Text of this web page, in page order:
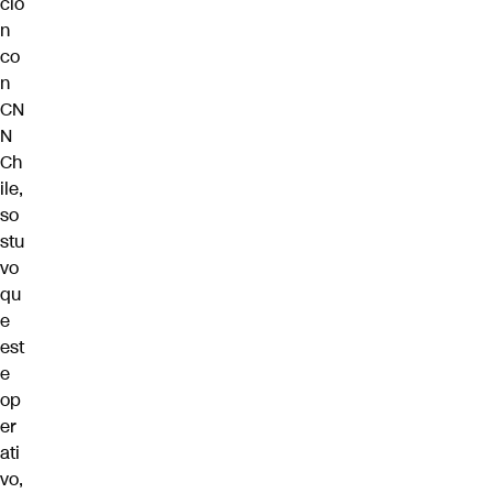
n
co
n
CN
N
Ch
ile,
so
stu
vo
qu
e
est
e
op
er
ati
vo,